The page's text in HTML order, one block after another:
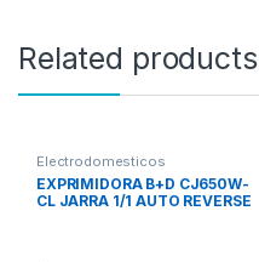
Related products
Electrodomesticos
EXPRIMIDORA B+D CJ650W-
CL JARRA 1/1 AUTO REVERSE